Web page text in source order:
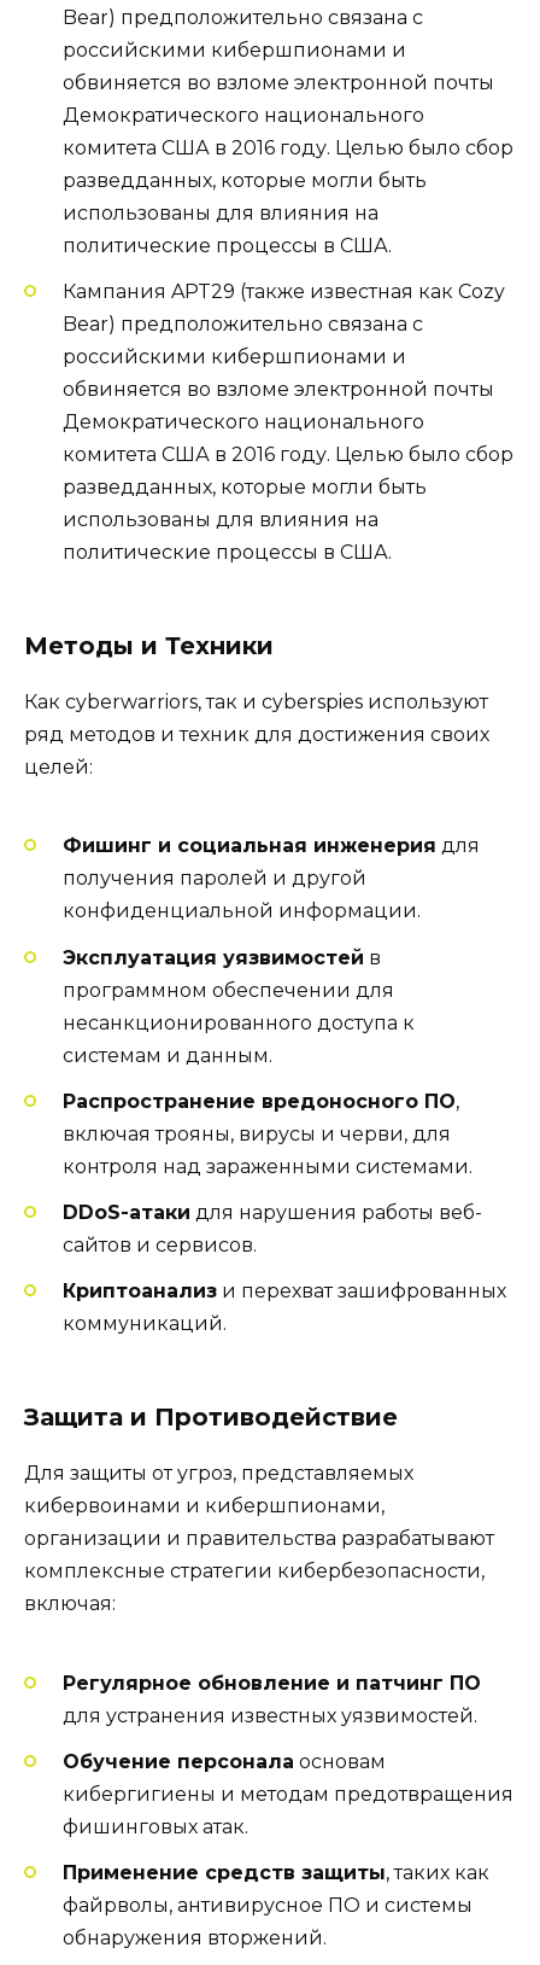
Bear) предположительно связана с
российскими кибершпионами и
обвиняется во взломе электронной почты
Демократического национального
комитета США в 2016 году. Целью было сбор
разведданных, которые могли быть
использованы для влияния на
политические процессы в США.
Кампания APT29 (также известная как Cozy
Bear) предположительно связана с
российскими кибершпионами и
обвиняется во взломе электронной почты
Демократического национального
комитета США в 2016 году. Целью было сбор
разведданных, которые могли быть
использованы для влияния на
политические процессы в США.
Методы и Техники
Как cyberwarriors, так и cyberspies используют
ряд методов и техник для достижения своих
целей:
Фишинг и социальная инженерия для
получения паролей и другой
конфиденциальной информации.
Эксплуатация уязвимостей в
программном обеспечении для
несанкционированного доступа к
системам и данным.
Распространение вредоносного ПО,
включая трояны, вирусы и черви, для
контроля над зараженными системами.
DDoS-атаки для нарушения работы веб-
сайтов и сервисов.
Криптоанализ и перехват зашифрованных
коммуникаций.
Защита и Противодействие
Для защиты от угроз, представляемых
кибервоинами и кибершпионами,
организации и правительства разрабатывают
комплексные стратегии кибербезопасности,
включая:
Регулярное обновление и патчинг ПО
для устранения известных уязвимостей.
Обучение персонала основам
кибергигиены и методам предотвращения
фишинговых атак.
Применение средств защиты, таких как
файрволы, антивирусное ПО и системы
обнаружения вторжений.